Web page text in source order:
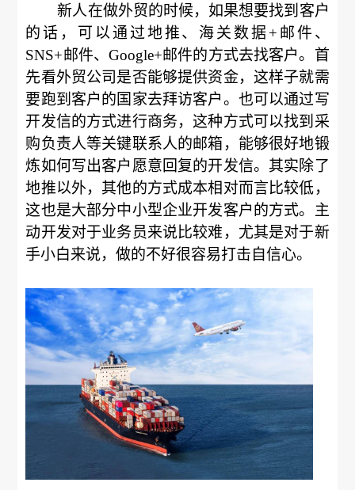
新人在做外贸的时候，如果想要找到客户
的话，可以通过地推、海关数据+邮件、
SNS+邮件、Google+邮件的方式去找客户。首
先看外贸公司是否能够提供资金，这样子就需
要跑到客户的国家去拜访客户。也可以通过写
开发信的方式进行商务，这种方式可以找到采
购负责人等关键联系人的邮箱，能够很好地锻
炼如何写出客户愿意回复的开发信。其实除了
地推以外，其他的方式成本相对而言比较低，
这也是大部分中小型企业开发客户的方式。主
动开发对于业务员来说比较难，尤其是对于新
手小白来说，做的不好很容易打击自信心。